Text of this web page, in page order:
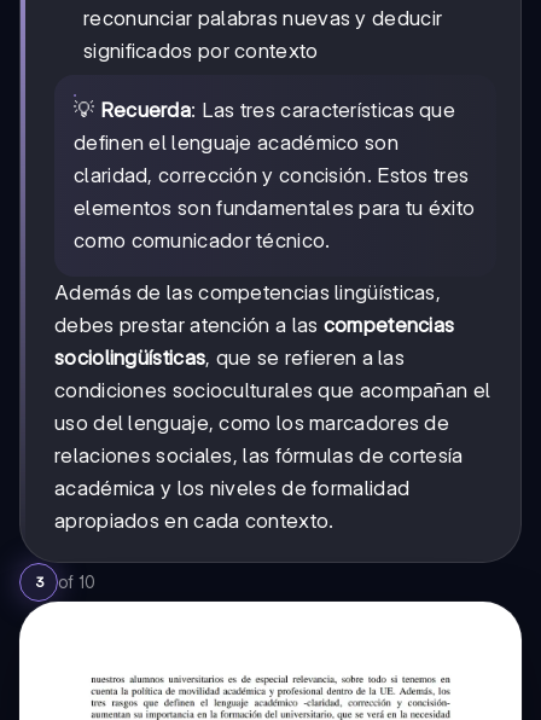
reconunciar palabras nuevas y deducir
significados por contexto
💡 Recuerda: Las tres características que
definen el lenguaje académico son
claridad, corrección y concisión. Estos tres
elementos son fundamentales para tu éxito
como comunicador técnico.
Además de las competencias lingüísticas,
debes prestar atención a las competencias
sociolingüísticas, que se refieren a las
condiciones socioculturales que acompañan el
uso del lenguaje, como los marcadores de
relaciones sociales, las fórmulas de cortesía
académica y los niveles de formalidad
apropiados en cada contexto.
3 of 10